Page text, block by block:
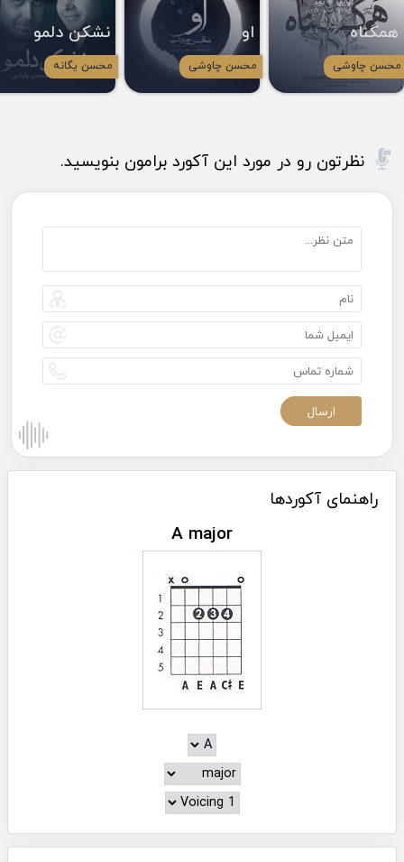
همگناه
محسن چاوشی
او
محسن چاوشی
نشکن دلمو
محسن یگانه
نظرتون رو در مورد این آکورد برامون بنویسید.
راهنمای آکوردها
A major